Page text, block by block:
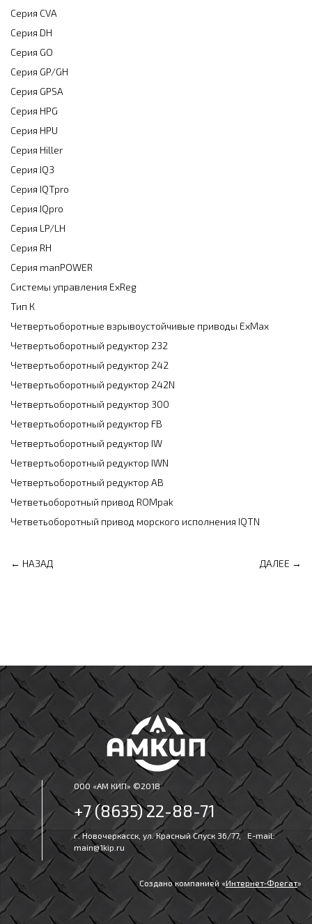
Серия CVA
Серия DH
Серия GO
Серия GP/GH
Серия GPSA
Серия HPG
Серия HPU
Серия Hiller
Серия IQ3
Серия IQTpro
Серия IQpro
Серия LP/LH
Серия RH
Серия manPOWER
Системы управления ExReg
Тип К
Четвертьоборотные взрывоустойчивые приводы ExMax
Четвертьоборотный редуктор 232
Четвертьоборотный редуктор 242
Четвертьоборотный редуктор 242N
Четвертьоборотный редуктор 300
Четвертьоборотный редуктор FB
Четвертьоборотный редуктор IW
Четвертьоборотный редуктор IWN
Четвертьоборотный редуктор АB
Четветьоборотный привод ROMpak
Четветьоборотный привод морского исполнения IQTN
← НАЗАД ДАЛЕЕ →
ООО «АМ КИП» ©2018
+7 (8635) 22-88-71
г. Новочеркасск, ул. Красный Спуск 36/77, E-mail:
main@1kip.ru
Создано компанией «Интернет‑Фрегат»